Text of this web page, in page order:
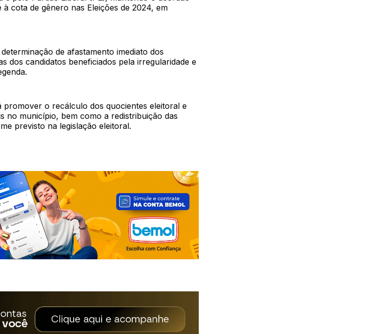
cota de gênero nas Eleições de 2024, em
de afastamento imediato dos
dos candidatos beneficiados pela irregularidade e
promover o recálculo dos quocientes eleitoral e
no município, bem como a redistribuição das
previsto na legislação eleitoral.